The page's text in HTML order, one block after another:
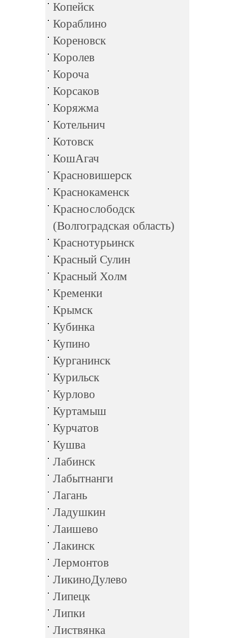
Копейск
Кораблино
Кореновск
Королев
Короча
Корсаков
Коряжма
Котельнич
Котовск
КошАгач
Красновишерск
Краснокаменск
Краснослободск
(Волгоградская область)
Краснотурьинск
Красный Сулин
Красный Холм
Кременки
Крымск
Кубинка
Купино
Курганинск
Курильск
Курлово
Куртамыш
Курчатов
Кушва
Лабинск
Лабытнанги
Лагань
Ладушкин
Лаишево
Лакинск
Лермонтов
ЛикиноДулево
Липецк
Липки
Листвянка